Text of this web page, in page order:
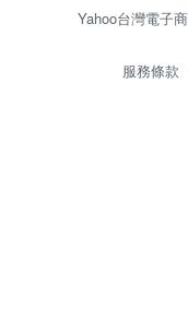
Yahoo台灣電子
服務條款